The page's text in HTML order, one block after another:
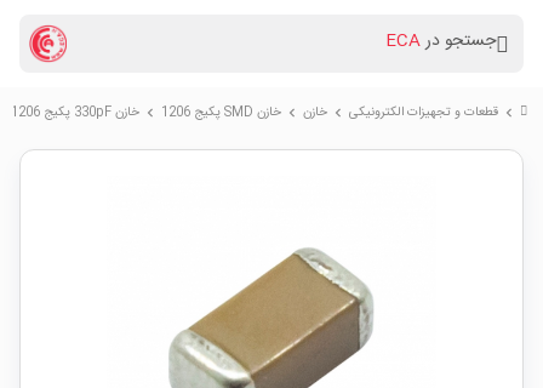
جستجو درECA
chevron_right قطعات و تجهیزات الکترونیکی chevron_right خازن chevron_right خازن SMD پکیج 1206 chevron_right خازن 330pF پکیج SMD 1206